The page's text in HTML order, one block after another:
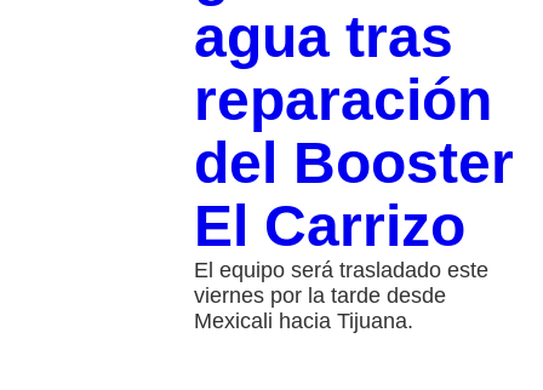
agua tras
reparación
del Booster
El Carrizo
El equipo será trasladado este
viernes por la tarde desde
Mexicali hacia Tijuana.